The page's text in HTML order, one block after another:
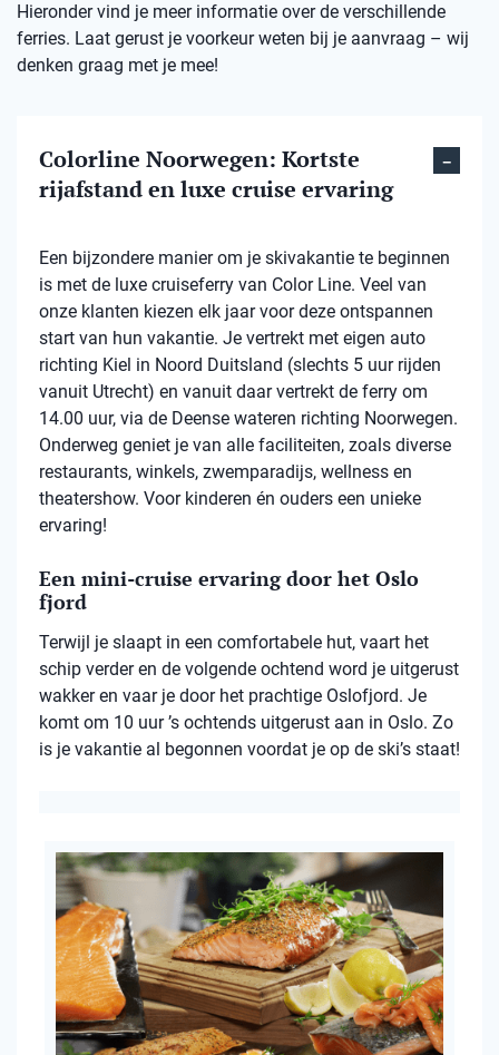
Hieronder vind je meer informatie over de verschillende
ferries. Laat gerust je voorkeur weten bij je aanvraag – wij
denken graag met je mee!
Colorline Noorwegen: Kortste
rijafstand en luxe cruise ervaring
Een bijzondere manier om je skivakantie te beginnen
is met de luxe cruiseferry van Color Line. Veel van
onze klanten kiezen elk jaar voor deze ontspannen
start van hun vakantie. Je vertrekt met eigen auto
richting Kiel in Noord Duitsland (slechts 5 uur rijden
vanuit Utrecht) en vanuit daar vertrekt de ferry om
14.00 uur, via de Deense wateren richting Noorwegen.
Onderweg geniet je van alle faciliteiten, zoals diverse
restaurants, winkels, zwemparadijs, wellness en
theatershow. Voor kinderen én ouders een unieke
ervaring!
Een mini-cruise ervaring door het Oslo
fjord
Terwijl je slaapt in een comfortabele hut, vaart het
schip verder en de volgende ochtend word je uitgerust
wakker en vaar je door het prachtige Oslofjord. Je
komt om 10 uur ’s ochtends uitgerust aan in Oslo. Zo
is je vakantie al begonnen voordat je op de ski’s staat!